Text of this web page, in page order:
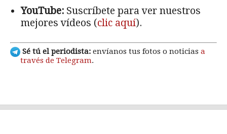
YouTube: Suscríbete para ver nuestros
mejores vídeos (clic aquí).
Sé tú el periodista: envíanos tus fotos o noticias a
través de Telegram.